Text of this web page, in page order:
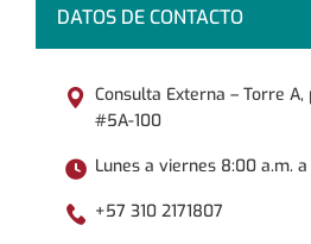
DATOS DE CONTACTO
Consulta Externa – Torre A,
#5A-100
Lunes a viernes 8:00 a.m.
+57 310 2171807